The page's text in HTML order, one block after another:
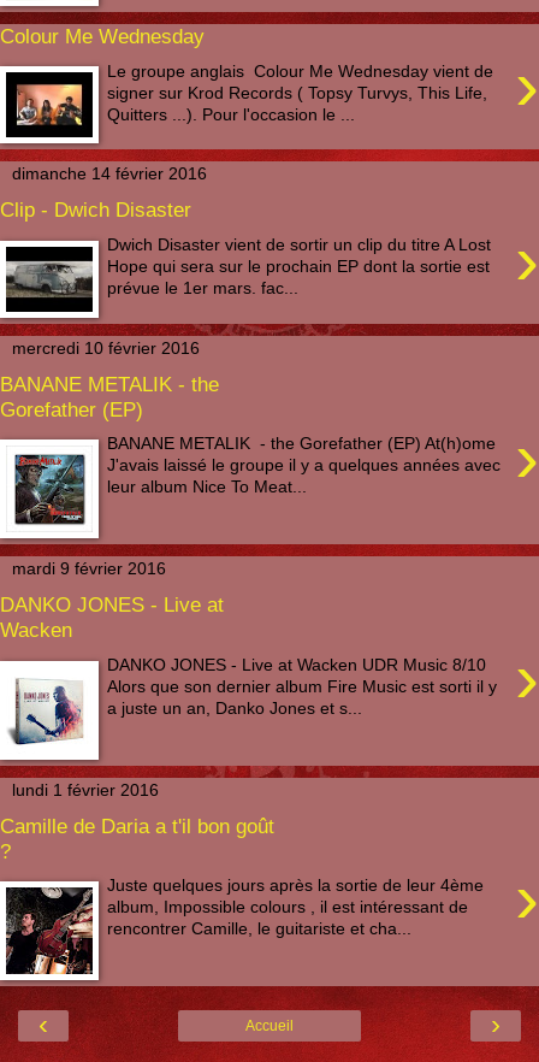
Colour Me Wednesday
›
Le groupe anglais Colour Me Wednesday vient de
signer sur Krod Records ( Topsy Turvys, This Life,
Quitters ...). Pour l'occasion le ...
dimanche 14 février 2016
Clip - Dwich Disaster
›
Dwich Disaster vient de sortir un clip du titre A Lost
Hope qui sera sur le prochain EP dont la sortie est
prévue le 1er mars. fac...
mercredi 10 février 2016
BANANE METALIK - the
Gorefather (EP)
›
BANANE METALIK - the Gorefather (EP) At(h)ome
J'avais laissé le groupe il y a quelques années avec
leur album Nice To Meat...
mardi 9 février 2016
DANKO JONES - Live at
Wacken
›
DANKO JONES - Live at Wacken UDR Music 8/10
Alors que son dernier album Fire Music est sorti il y
a juste un an, Danko Jones et s...
lundi 1 février 2016
Camille de Daria a t'il bon goût
?
›
Juste quelques jours après la sortie de leur 4ème
album, Impossible colours , il est intéressant de
rencontrer Camille, le guitariste et cha...
‹ ›
Accueil